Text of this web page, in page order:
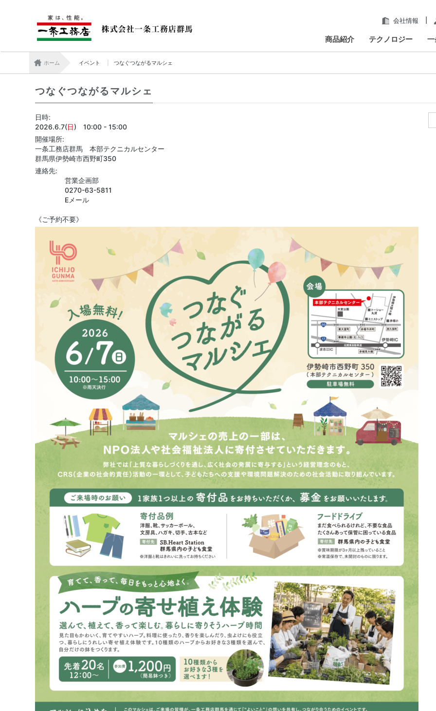
会社情報
商品紹介 テクノロジー
ホーム イベント つなぐつながるマルシェ
つなぐつながるマルシェ
日時
2026.6.7(日) 10:00 - 15:00
開催場所
一条工務店群馬 本部テクニカルセンター
群馬県伊勢崎市西野町350
連絡先
営業企画部
0270-63-5811
Eメール
《ご予約不要》